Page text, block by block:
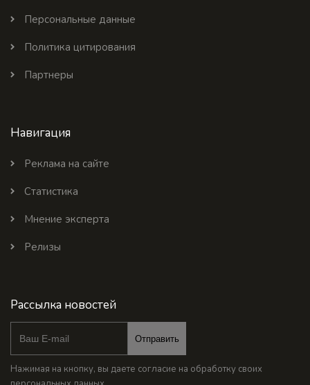
Персональные данные
Политика цитирования
Партнеры
Навигация
Реклама на сайте
Статистика
Мнение эксперта
Релизы
Рассылка новостей
Отправить
Нажимая на кнопку, вы даете согласие на обработку своих